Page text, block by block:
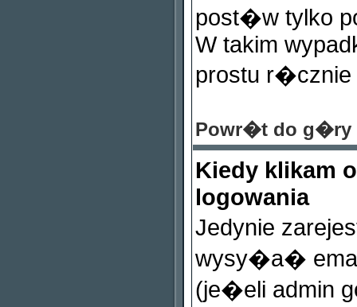
post�w tylko
W takim
prostu
Powr�t do g�ry
Kiedy klikam
logowania
Jedynie
wysy�a�
(je�eli admin